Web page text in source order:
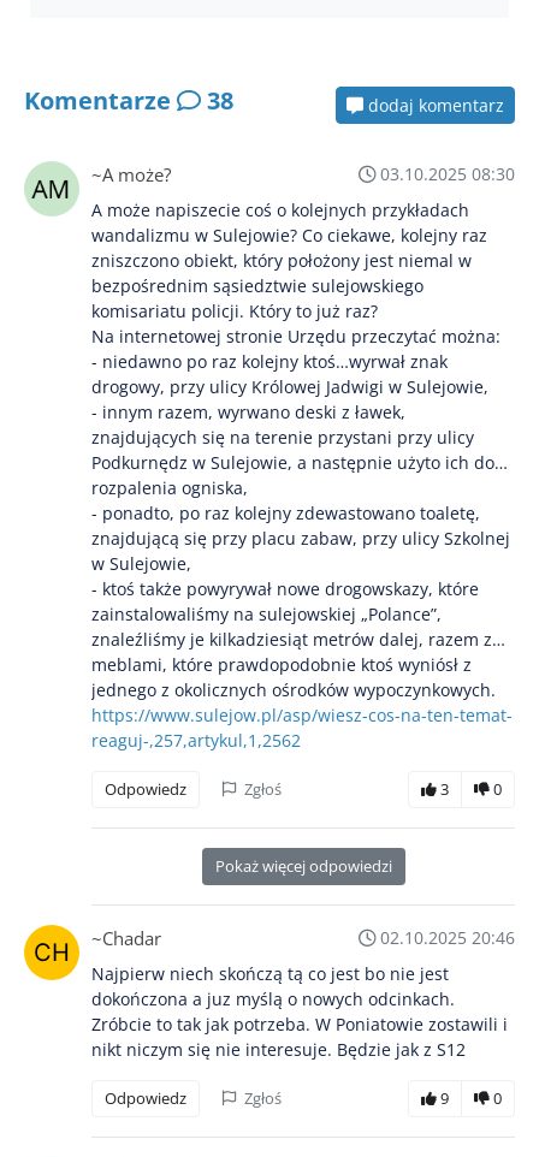
Komentarze 38 dodaj komentarz
~A może?
03.10.2025 08:30
A może napiszecie coś o kolejnych przykładach
wandalizmu w Sulejowie? Co ciekawe, kolejny raz
zniszczono obiekt, który położony jest niemal w
bezpośrednim sąsiedztwie sulejowskiego
komisariatu policji. Który to już raz?
Na internetowej stronie Urzędu przeczytać można:
- niedawno po raz kolejny ktoś…wyrwał znak
drogowy, przy ulicy Królowej Jadwigi w Sulejowie,
- innym razem, wyrwano deski z ławek,
znajdujących się na terenie przystani przy ulicy
Podkurnędz w Sulejowie, a następnie użyto ich do…
rozpalenia ogniska,
- ponadto, po raz kolejny zdewastowano toaletę,
znajdującą się przy placu zabaw, przy ulicy Szkolnej
w Sulejowie,
- ktoś także powyrywał nowe drogowskazy, które
zainstalowaliśmy na sulejowskiej „Polance”,
znaleźliśmy je kilkadziesiąt metrów dalej, razem z…
meblami, które prawdopodobnie ktoś wyniósł z
jednego z okolicznych ośrodków wypoczynkowych.
https://www.sulejow.pl/asp/wiesz-cos-na-ten-temat-
reaguj-,257,artykul,1,2562
Odpowiedz Zgłoś 3 0
Pokaż więcej odpowiedzi
~Chadar
02.10.2025 20:46
Najpierw niech skończą tą co jest bo nie jest
dokończona a juz myślą o nowych odcinkach.
Zróbcie to tak jak potrzeba. W Poniatowie zostawili i
nikt niczym się nie interesuje. Będzie jak z S12
Odpowiedz Zgłoś 9 0